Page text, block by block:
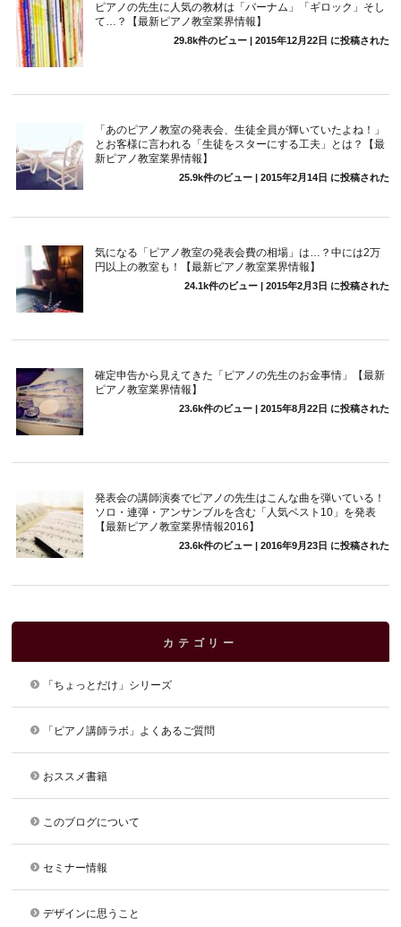
ピアノの先生に人気の教材は「バーナム」「ギロック」そし
て…？【最新ピアノ教室業界情報】
29.8k件のビュー| 2015年12月22日 に投稿された
「あのピアノ教室の発表会、生徒全員が輝いていたよね！」
とお客様に言われる「生徒をスターにする工夫」とは？【最
新ピアノ教室業界情報】
25.9k件のビュー| 2015年2月14日 に投稿された
気になる「ピアノ教室の発表会費の相場」は…？中には2万
円以上の教室も！【最新ピアノ教室業界情報】
24.1k件のビュー| 2015年2月3日 に投稿された
確定申告から見えてきた「ピアノの先生のお金事情」【最新
ピアノ教室業界情報】
23.6k件のビュー| 2015年8月22日 に投稿された
発表会の講師演奏でピアノの先生はこんな曲を弾いている！
ソロ・連弾・アンサンブルを含む「人気ベスト10」を発表
【最新ピアノ教室業界情報2016】
23.6k件のビュー| 2016年9月23日 に投稿された
カテゴリー
「ちょっとだけ」シリーズ
「ピアノ講師ラボ」よくあるご質問
おススメ書籍
このブログについて
セミナー情報
デザインに思うこと